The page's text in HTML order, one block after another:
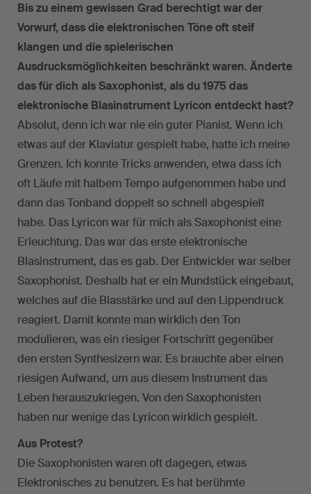
Bis zu einem gewissen Grad berechtigt war der
Vorwurf, dass die elektronischen Töne oft steif
klangen und die spielerischen
Ausdrucksmöglichkeiten beschränkt waren. Änderte
das für dich als Saxophonist, als du 1975 das
elektronische Blasinstrument Lyricon entdeckt hast?
Absolut, denn ich war nie ein guter Pianist. Wenn ich
etwas auf der Klaviatur gespielt habe, hatte ich meine
Grenzen. Ich konnte Tricks anwenden, etwa dass ich
oft Läufe mit halbem Tempo aufgenommen habe und
dann das Tonband doppelt so schnell abgespielt
habe. Das Lyricon war für mich als Saxophonist eine
Erleuchtung. Das war das erste elektronische
Blasinstrument, das es gab. Der Entwickler war selber
Saxophonist. Deshalb hat er ein Mundstück eingebaut,
welches auf die Blasstärke und auf den Lippendruck
reagiert. Damit konnte man wirklich den Ton
modulieren, was ein riesiger Fortschritt gegenüber
den ersten Synthesizern war. Es brauchte aber einen
riesigen Aufwand, um aus diesem Instrument das
Leben herauszukriegen. Von den Saxophonisten
haben nur wenige das Lyricon wirklich gespielt.
Aus Protest?
Die Saxophonisten waren oft dagegen, etwas
Elektronisches zu benutzen. Es hat berühmte